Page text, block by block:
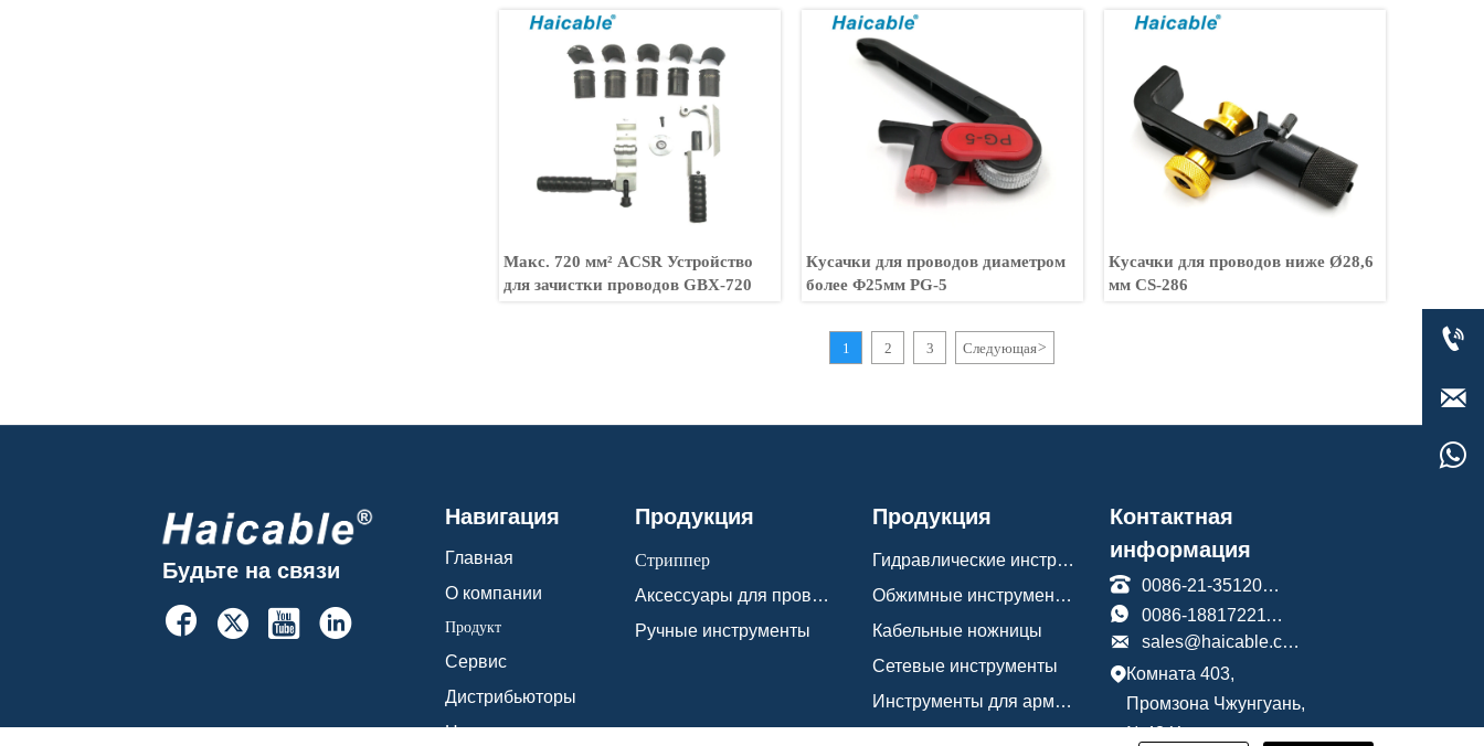
Макс. 720 мм² ACSR Устройство
для зачистки проводов GBX-720
Кусачки для проводов диаметром
более Φ25мм PG-5
Кусачки для проводов ниже Ø28,6
мм CS-286
1 2 3 Следующая>
Будьте на связи
   
Навигация
Главная
О компании
Продукт
Сервис
Дистрибьюторы
Новости
Продукция
Стриппер
Аксессуары для проводов
Ручные инструменты
Продукция
Гидравлические инструменты
Обжимные инструменты
Кабельные ножницы
Сетевые инструменты
Инструменты для арматуры
Контактная
информация
 0086-21-35120588
 0086-18817221191
 sales@haicable.com
Комната 403,
Промзона Чжунгуань,
№43 Ханьданьская


